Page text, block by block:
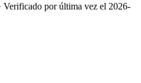
Verificado por última vez el 2026-